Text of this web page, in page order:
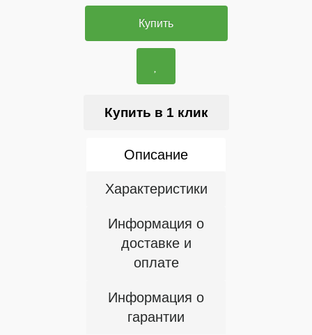
Купить
Купить в 1 клик
Описание
Характеристики
Информация о
доставке и
оплате
Информация о
гарантии